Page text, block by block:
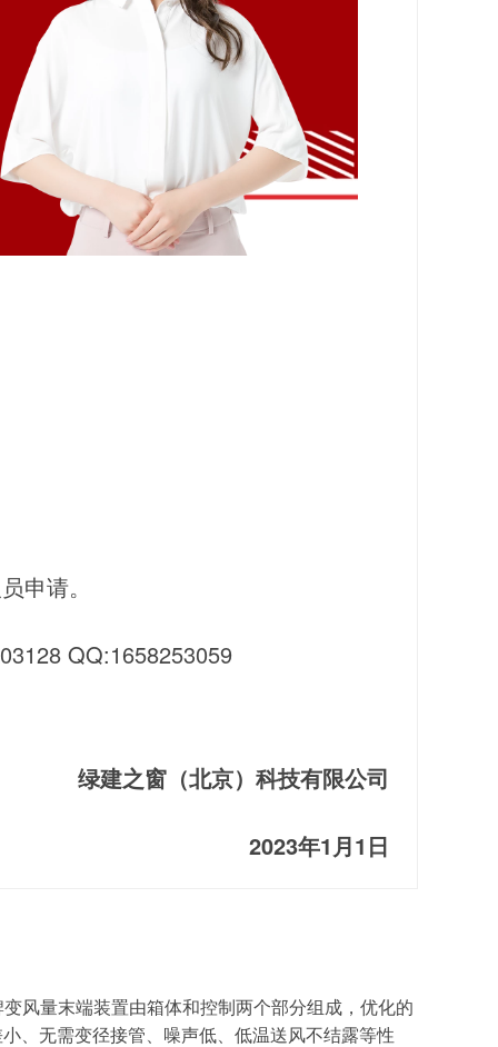
申请。
QQ:1658253059
绿建之窗（北京）科技有限公司
2023年1月1日
风量末端装置由箱体和控制两个部分组成，优化的
、无需变径接管、噪声低、低温送风不结露等性